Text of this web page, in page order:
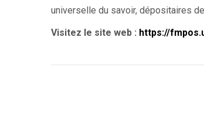
universelle du savoir, dépositaires
Visitez le site web : https://